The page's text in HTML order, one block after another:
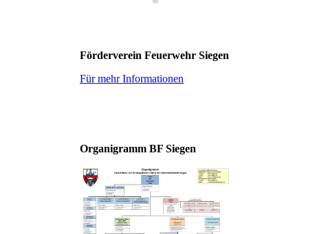
Förderverein Feuerwehr Siegen
Für mehr Informationen
Organigramm BF Siegen